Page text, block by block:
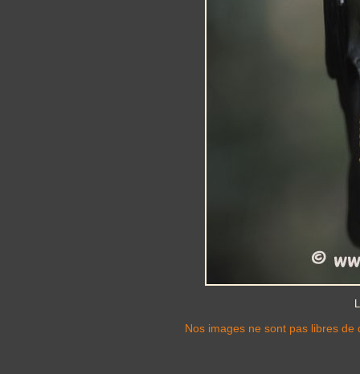
Nos images ne sont pas libres